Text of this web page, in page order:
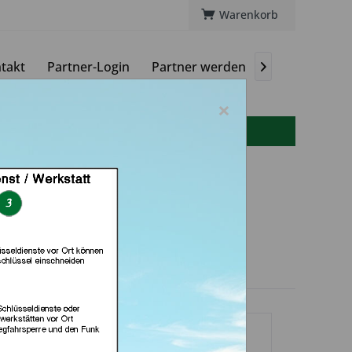
Warenkorb
Partner-Login Partner werden 
(in Bad Arolsen)
×